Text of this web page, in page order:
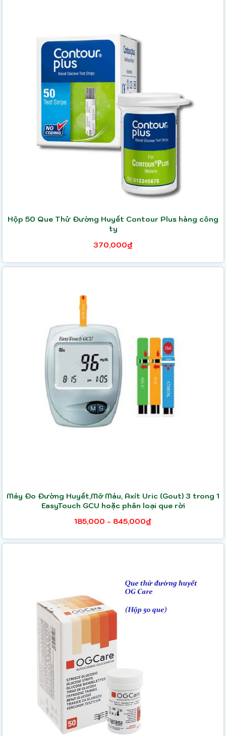
Hộp 50 Que Thử Đường Huyết Contour Plus hàng công
ty
370,000₫
Máy Đo Đường Huyết,Mỡ Máu, Axít Uric (Gout) 3 trong 1
EasyTouch GCU hoặc phân loại que rời
185,000 - 845,000₫